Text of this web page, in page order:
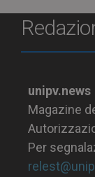
unipv.news
Magazine
Per